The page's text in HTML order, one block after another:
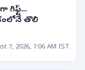
గిఫ్ట్...
తొలి
7, 2026, 7:06 AM IST